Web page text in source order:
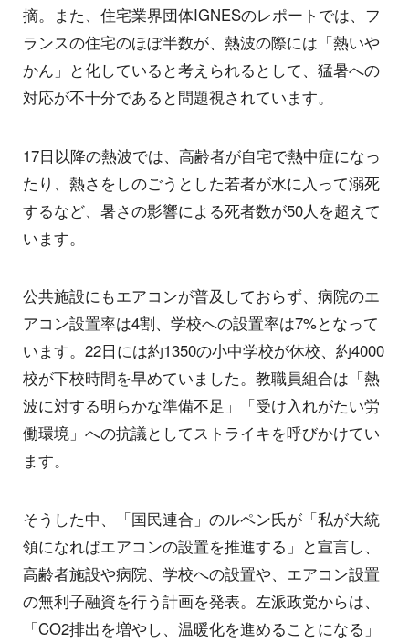
摘。また、住宅業界団体IGNESのレポートでは、フ
ランスの住宅のほぼ半数が、熱波の際には「熱いや
かん」と化していると考えられるとして、猛暑への
対応が不十分であると問題視されています。
17日以降の熱波では、高齢者が自宅で熱中症になっ
たり、熱さをしのごうとした若者が水に入って溺死
するなど、暑さの影響による死者数が50人を超えて
います。
公共施設にもエアコンが普及しておらず、病院のエ
アコン設置率は4割、学校への設置率は7%となって
います。22日には約1350の小中学校が休校、約4000
校が下校時間を早めていました。教職員組合は「熱
波に対する明らかな準備不足」「受け入れがたい労
働環境」への抗議としてストライキを呼びかけてい
ます。
そうした中、「国民連合」のルペン氏が「私が大統
領になればエアコンの設置を推進する」と宣言し、
高齢者施設や病院、学校への設置や、エアコン設置
の無利子融資を行う計画を発表。左派政党からは、
「CO2排出を増やし、温暖化を進めることになる」